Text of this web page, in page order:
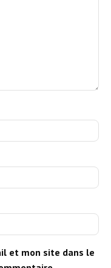
et mon site dans le